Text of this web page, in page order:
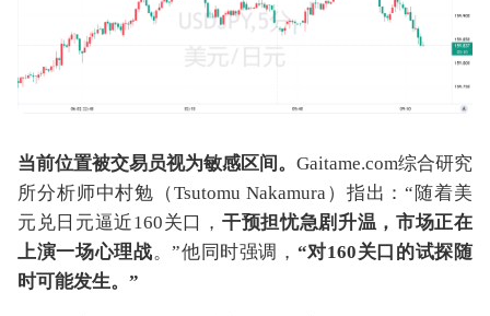
当前位置被交易员视为敏感区间。 Gaitame.com综合研究
所分析师中村勉（Tsutomu Nakamura）指出：“随着美
元兑日元逼近160关口， 干预担忧急剧升温，市场正在
上演一场心理战。”他同时强调， “对160关口的试探随
时可能发生。”